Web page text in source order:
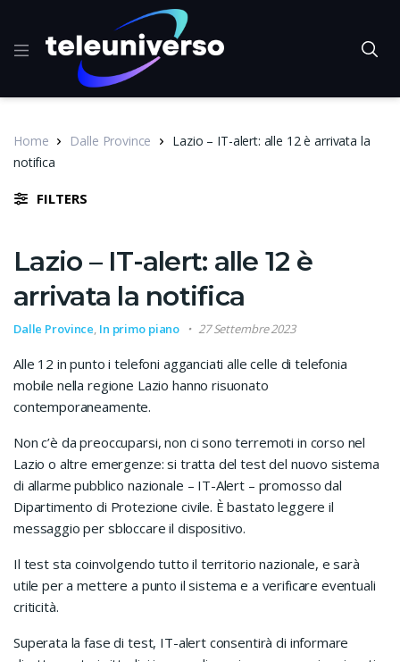
Home Dalle Province
Lazio – IT-alert: alle 12 è arrivata la
notifica
FILTERS
Lazio – IT-alert: alle 12 è
arrivata la notifica
Dalle Province, In primo piano 27 Settembre 2023
Alle 12 in punto i telefoni agganciati alle celle di telefonia
mobile nella regione Lazio hanno risuonato
contemporaneamente.
Non c’è da preoccuparsi, non ci sono terremoti in corso nel
Lazio o altre emergenze: si tratta del test del nuovo sistema
di allarme pubblico nazionale – IT-Alert – promosso dal
Dipartimento di Protezione civile. È bastato leggere il
messaggio per sbloccare il dispositivo.
Il test sta coinvolgendo tutto il territorio nazionale, e sarà
utile per a mettere a punto il sistema e a verificare eventuali
criticità.
Superata la fase di test, IT-alert consentirà di informare